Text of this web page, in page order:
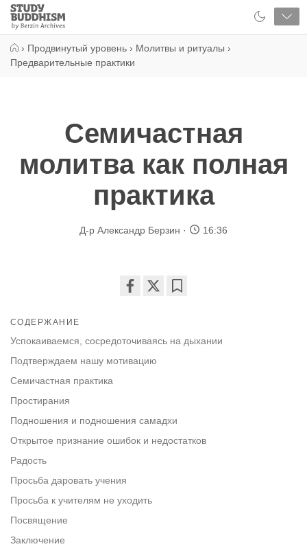
Close
Study
Buddhism
› Продвинутый уровень › Молитвы и ритуалы ›
Предварительные практики
Семичастная
молитва как полная
практика
Д-р Александр Берзин 16:36
СОДЕРЖАНИЕ
Успокаиваемся, сосредоточиваясь на дыхании
Подтверждаем нашу мотивацию
Семичастная практика
Простирания
Подношения и подношения самадхи
Открытое признание ошибок и недостатков
Радость
Просьба даровать учения
Просьба к учителям не уходить
Посвящение
Заключение